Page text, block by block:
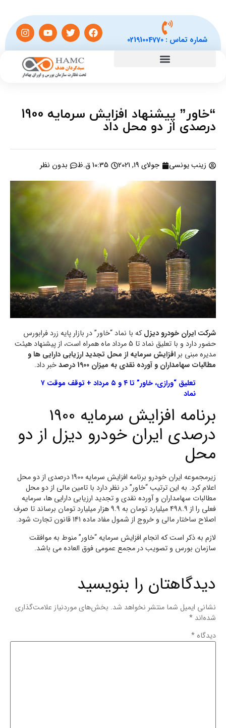
شماره تماس :02191004770
“خاور” پیشنهاد افزایش سرمایه 1900
درصدی از دو محل داد
زینب یونسی جولای 19, 2021 10:35 ق.ظ بدون نظر
شرکت ایران خودرو دیزلکه با نماد “خاور” در بازار پایه زرد فرابورس
حضور دارد و با تعلیق نماد تا 5 مرداد ماه همراه است، از پیشنهاد هیئت
مدیره مبنی برافزایش سرمایه از محل تجدید ارزیابی دارایی ها و
مطالبات سهامداران و آورده نقدی به میزان 1900 درصد
خبر داد.
تعلیق “ورازی، خاور” تا ۴ و ۵ مرداد + توقف موقت ۷
نماد
برنامه افزایش سرمایه 1900
درصدی ایران خودرو دیزل از دو
محل
زیرمجموعه ایران خودرو برنامه افزایش سرمایه 1900 درصدی از دو محل
اعلام کرد. به این ترتیب “خاور” در نظر دارد با تامین مالی از دو محل
مطالبات سهامداران و آورده نقدی و تجدید ارزیابی دارایی ها، سرمایه
فعلی را از 498.9 میلیارد تومان به 9.9 هزار میلیارد تومان برساند تا صرف
اصلاح ساختار مالی و خروج از شمول مفاد ماده 141 قانون تجارت شود.
لازم به ذکر است که انجام افزایش سرمایه “خاور” منوط به موافقت
سازمان بورس و تصویب در مجمع عمومی فوق العاده می باشد.
دیدگاهتان را بنویسید
نشانی ایمیل شما منتشر نخواهد شد. بخش‌های موردنیاز علامت‌گذاری
شده‌اند *
دیدگاه *